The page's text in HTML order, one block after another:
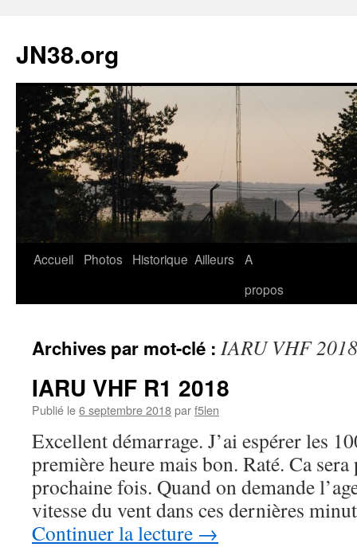
JN38.org
Aller
Accueil Photos Historique Ailleurs
A
propos
Archives par mot-clé : IARU VHF 2018
IARU VHF R1 2018
Publié le6 septembre 2018parf5len
Excellent démarrage. J’ai espérer les
première heure mais bon. Raté. Ca
prochaine fois. Quand on demande
vitesse du vent dans ces dernières
Continuer la lecture →